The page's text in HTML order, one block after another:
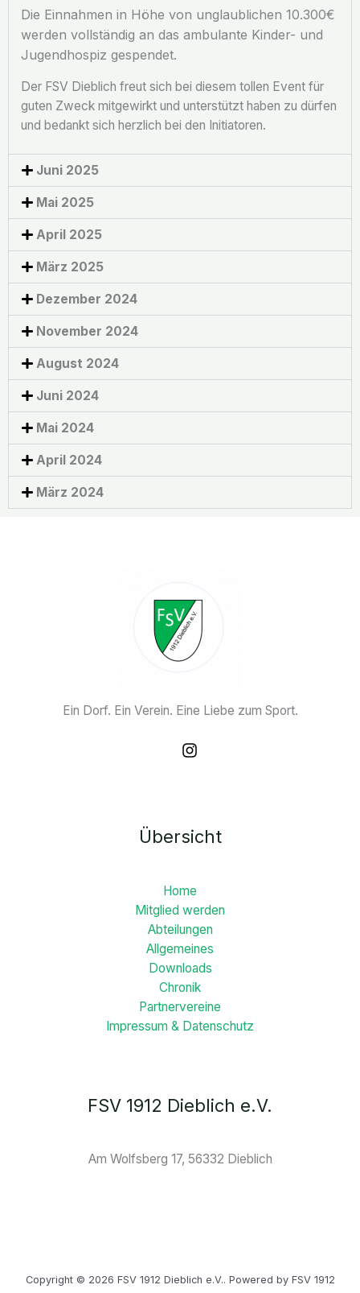
Die Einnahmen in Höhe von unglaublichen 10.300€
werden vollständig an das ambulante Kinder- und
Jugendhospiz gespendet.
Der FSV Dieblich freut sich bei diesem tollen Event für
guten Zweck mitgewirkt und unterstützt haben zu dürfen
und bedankt sich herzlich bei den Initiatoren.
Juni 2025
Mai 2025
April 2025
März 2025
Dezember 2024
November 2024
August 2024
Juni 2024
Mai 2024
April 2024
März 2024
Ein Dorf. Ein Verein. Eine Liebe zum Sport.
Übersicht
Home
Mitglied werden
Abteilungen
Allgemeines
Downloads
Chronik
Partnervereine
Impressum & Datenschutz
FSV 1912 Dieblich e.V.
Am Wolfsberg 17, 56332 Dieblich
Copyright © 2026 FSV 1912 Dieblich e.V.. Powered by FSV 1912